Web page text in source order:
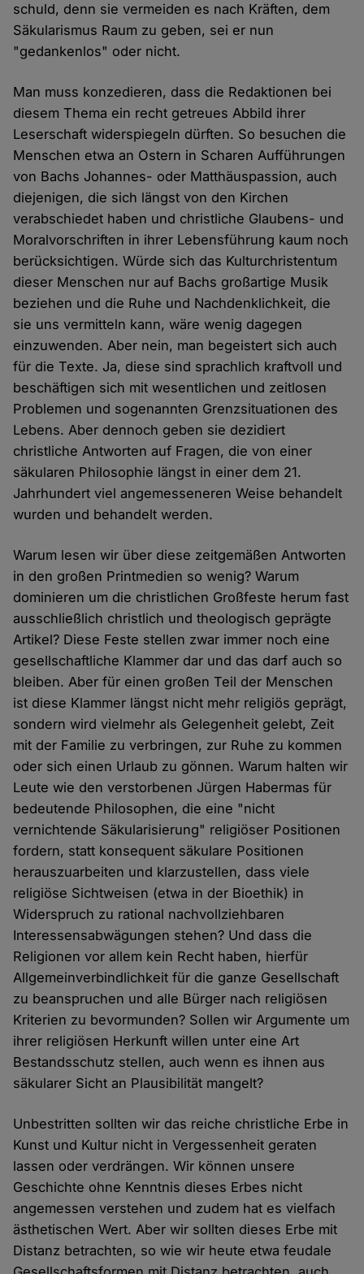
schuld, denn sie vermeiden es nach Kräften, dem
Säkularismus Raum zu geben, sei er nun
"gedankenlos" oder nicht.
Man muss konzedieren, dass die Redaktionen bei
diesem Thema ein recht getreues Abbild ihrer
Leserschaft widerspiegeln dürften. So besuchen die
Menschen etwa an Ostern in Scharen Aufführungen
von Bachs Johannes- oder Matthäuspassion, auch
diejenigen, die sich längst von den Kirchen
verabschiedet haben und christliche Glaubens- und
Moralvorschriften in ihrer Lebensführung kaum noch
berücksichtigen. Würde sich das Kulturchristentum
dieser Menschen nur auf Bachs großartige Musik
beziehen und die Ruhe und Nachdenklichkeit, die
sie uns vermitteln kann, wäre wenig dagegen
einzuwenden. Aber nein, man begeistert sich auch
für die Texte. Ja, diese sind sprachlich kraftvoll und
beschäftigen sich mit wesentlichen und zeitlosen
Problemen und sogenannten Grenzsituationen des
Lebens. Aber dennoch geben sie dezidiert
christliche Antworten auf Fragen, die von einer
säkularen Philosophie längst in einer dem 21.
Jahrhundert viel angemesseneren Weise behandelt
wurden und behandelt werden.
Warum lesen wir über diese zeitgemäßen Antworten
in den großen Printmedien so wenig? Warum
dominieren um die christlichen Großfeste herum fast
ausschließlich christlich und theologisch geprägte
Artikel? Diese Feste stellen zwar immer noch eine
gesellschaftliche Klammer dar und das darf auch so
bleiben. Aber für einen großen Teil der Menschen
ist diese Klammer längst nicht mehr religiös geprägt,
sondern wird vielmehr als Gelegenheit gelebt, Zeit
mit der Familie zu verbringen, zur Ruhe zu kommen
oder sich einen Urlaub zu gönnen. Warum halten wir
Leute wie den verstorbenen Jürgen Habermas für
bedeutende Philosophen, die eine "nicht
vernichtende Säkularisierung" religiöser Positionen
fordern, statt konsequent säkulare Positionen
herauszuarbeiten und klarzustellen, dass viele
religiöse Sichtweisen (etwa in der Bioethik) in
Widerspruch zu rational nachvollziehbaren
Interessensabwägungen stehen? Und dass die
Religionen vor allem kein Recht haben, hierfür
Allgemeinverbindlichkeit für die ganze Gesellschaft
zu beanspruchen und alle Bürger nach religiösen
Kriterien zu bevormunden? Sollen wir Argumente um
ihrer religiösen Herkunft willen unter eine Art
Bestandsschutz stellen, auch wenn es ihnen aus
säkularer Sicht an Plausibilität mangelt?
Unbestritten sollten wir das reiche christliche Erbe in
Kunst und Kultur nicht in Vergessenheit geraten
lassen oder verdrängen. Wir können unsere
Geschichte ohne Kenntnis dieses Erbes nicht
angemessen verstehen und zudem hat es vielfach
ästhetischen Wert. Aber wir sollten dieses Erbe mit
Distanz betrachten, so wie wir heute etwa feudale